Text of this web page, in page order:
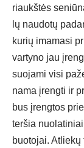
riaukš­tės
lų nau­do­tų
ku­rių ima­ma­si
var­ty­no jau
suo­ja­mi vi­si
na­ma įreng­ti ir
bus įreng­tos
ter­šia
buo­to­jai.